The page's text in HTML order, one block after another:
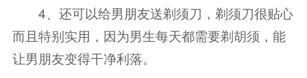
4、还可以给男朋友送剃须刀，剃须刀很贴心
而且特别实用，因为男生每天都需要剃胡须，能
让男朋友变得干净利落。